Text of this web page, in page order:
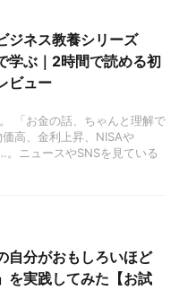
ジネス教養シリーズ
学ぶ｜2時間で読める初
ビュー
「お金の話、ちゃんと理解で
高、金利上昇、NISAや
ニュースやSNSを見ている
自分がおもしろいほど
を実践してみた【お試